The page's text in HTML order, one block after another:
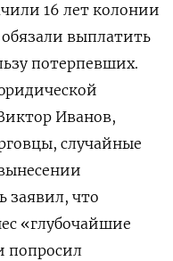
16 лет колонии
выплатить
потерпевших.
Иванов,
случайные
заявил, что
«глубочайшие
попросил